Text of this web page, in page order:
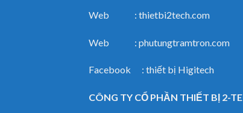
Web : thietbi2tech.com
Web : phutungtramtron.com
Facebook : thiết bị Higitech
CÔNG TY CỔ PHẦN THIẾT BỊ 2-